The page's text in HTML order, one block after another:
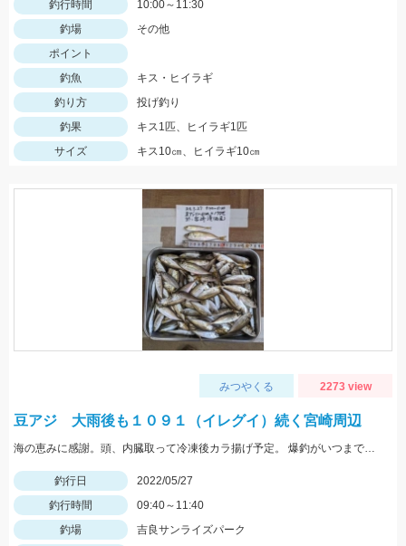
釣行時間
10:00～11:30
釣場
その他
ポイント
釣魚
キス・ヒイラギ
釣り方
投げ釣り
釣果
キス1匹、ヒイラギ1匹
サイズ
キス10㎝、ヒイラギ10㎝
みつやくる 2273 view
豆アジ 大雨後も１０９１（イレグイ）続く宮崎周辺
海の恵みに感謝。頭、内臓取って冷凍後カラ揚げ予定。 爆釣がいつまで続くか見守りたい。
釣行日
2022/05/27
釣行時間
09:40～11:40
釣場
吉良サンライズパーク